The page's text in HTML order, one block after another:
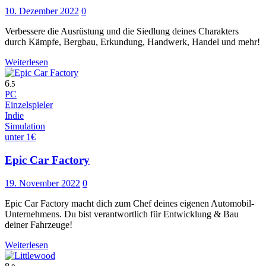
10. Dezember 2022 0
Verbessere die Ausrüstung und die Siedlung deines Charakters
durch Kämpfe, Bergbau, Erkundung, Handwerk, Handel und mehr!
Weiterlesen
6.5
PC
Einzelspieler
Indie
Simulation
unter 1€
Epic Car Factory
19. November 2022 0
Epic Car Factory macht dich zum Chef deines eigenen Automobil-
Unternehmens. Du bist verantwortlich für Entwicklung & Bau
deiner Fahrzeuge!
Weiterlesen